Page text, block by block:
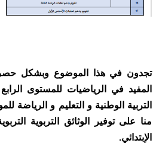
تجدون في هذا الموضوع وبشكل
المفيد في الرياضيات للمستوى
منا على توفير الوثائق التربوية
الإبتدائي.